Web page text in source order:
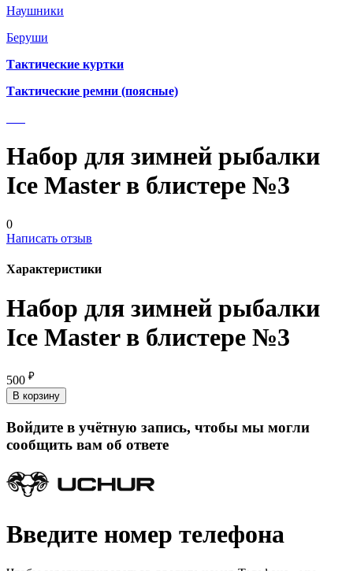
Наушники
Беруши
Тактические куртки
Тактические ремни (поясные)
Набор для зимней рыбалки
Ice Master в блистере №3
0
Написать отзыв
Характеристики
Набор для зимней рыбалки
Ice Master в блистере №3
500 ₽
В корзину
Войдите в учётную запись, чтобы мы могли
сообщить вам об ответе
Введите номер телефона